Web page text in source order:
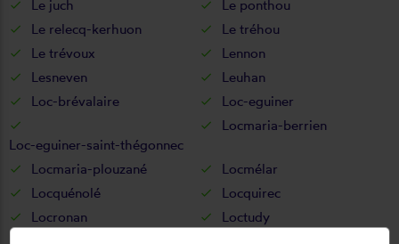
Le juch
Le ponthou
Le relecq-kerhuon
Le tréhou
Le trévoux
Lennon
Lesneven
Leuhan
Loc-brévalaire
Loc-eguiner
Loc-eguiner-saint-thégonnec
Locmaria-berrien
Locmaria-plouzané
Locmélar
Locquénolé
Locquirec
Locronan
Loctudy